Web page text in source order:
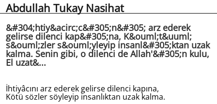
Abdullah Tukay Nasihat
&#304;htiy&acirc;c&#305;n&#305; arz ederek
gelirse dilenci kap&#305;na, K&ouml;t&uuml;
s&ouml;zler s&ouml;yleyip insanl&#305;ktan uzak
kalma. Senin gibi, o dilenci de Allah'&#305;n kulu,
El uzat&...
İhtiyâcını arz ederek gelirse dilenci kapına,
Kötü sözler söyleyip insanlıktan uzak kalma.